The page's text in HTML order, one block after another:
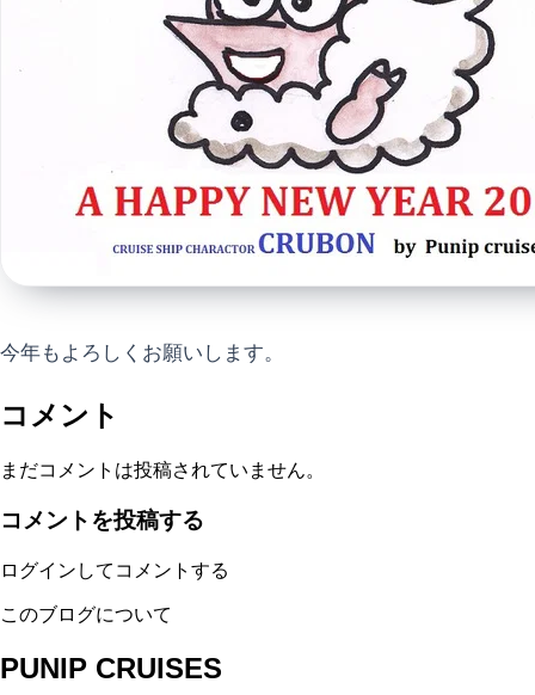
今年もよろしくお願いします。
コメント
まだコメントは投稿されていません。
コメントを投稿する
ログインしてコメントする
このブログについて
PUNIP CRUISES